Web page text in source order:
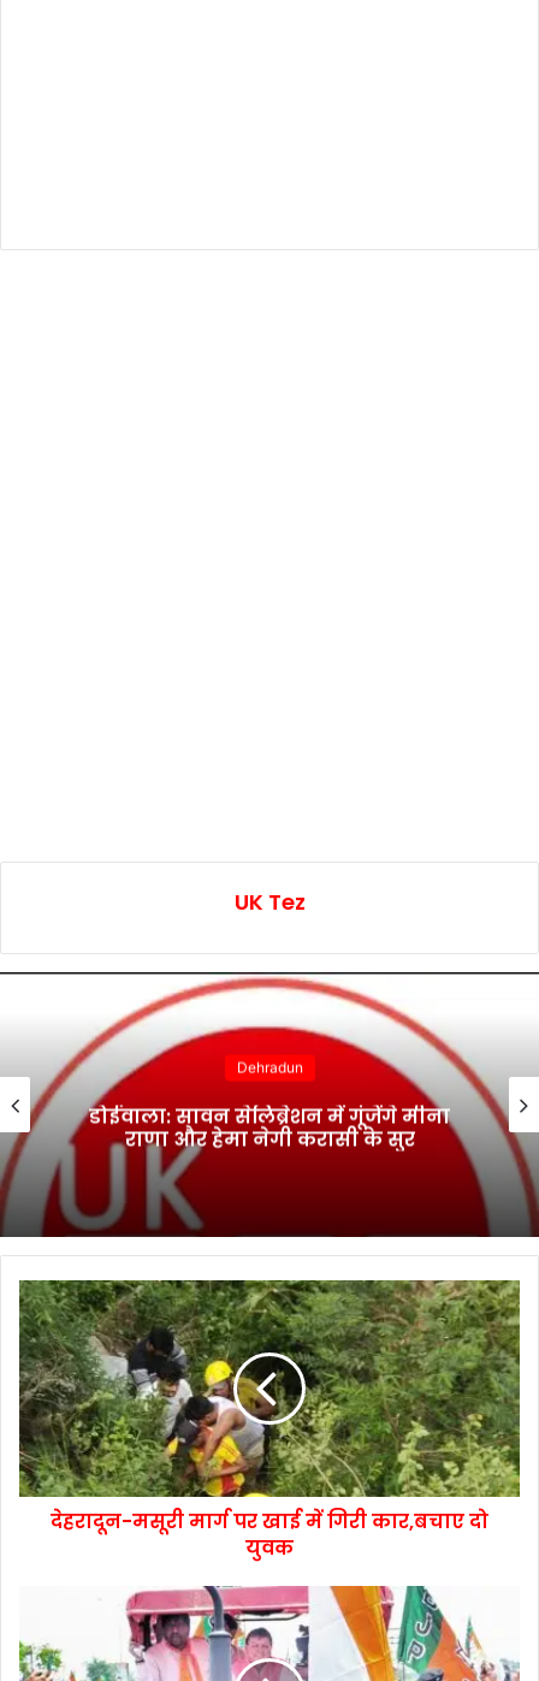
UK Tez
Dehradun
डोईवाला: सावन सेलिब्रेशन में गूंजेंगे मीना
राणा और हेमा नेगी करासी के सुर
देहरादून-मसूरी मार्ग पर खाई में गिरी कार,बचाए दो
युवक